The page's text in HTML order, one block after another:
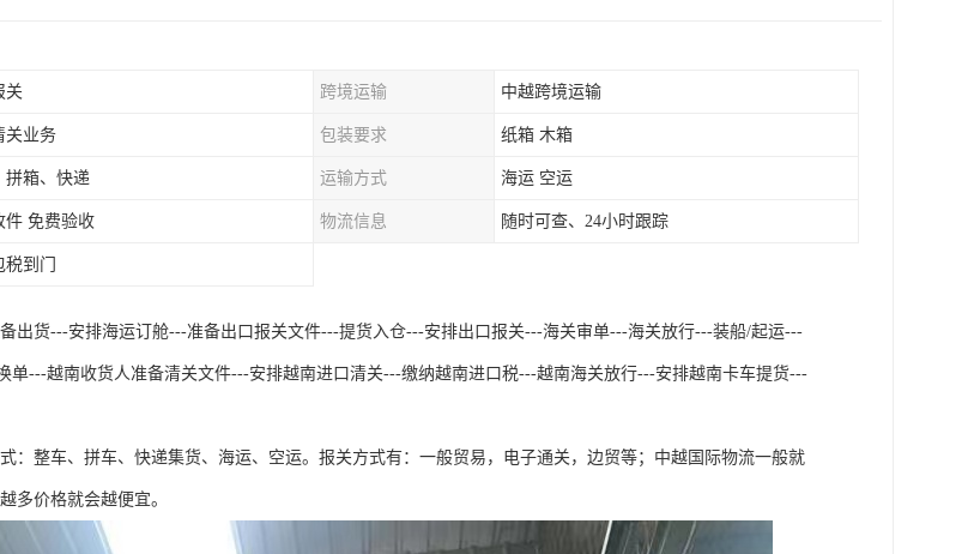
关 跨境运输 中越跨境运输
关业务 包装要求 纸箱 木箱
拼箱、快递 运输方式 海运 空运
件 免费验收 物流信息 随时可查、24小时跟踪
到门
出货---安排海运订舱---准备出口报关文件---提货入仓---安排出口报关---海关审单---海关放行---装船/起运---
单---越南收货人准备清关文件---安排越南进口清关---缴纳越南进口税---越南海关放行---安排越南卡车提货---
：整车、拼车、快递集货、海运、空运。报关方式有：一般贸易，电子通关，边贸等；中越国际物流一般就
多价格就会越便宜。